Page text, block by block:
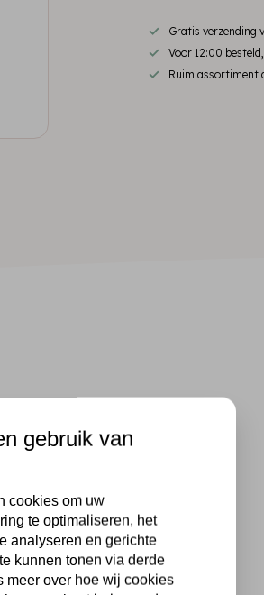
Gratis
Voor 12:00
Ruim assortiment
gebruik van
cookies om uw
te optimaliseren, het
analyseren en gerichte
kunnen tonen via derde
meer over hoe wij cookies